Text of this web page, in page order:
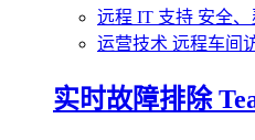
远程 IT 支持 安全
运营技术 远程车间
实时故障排除